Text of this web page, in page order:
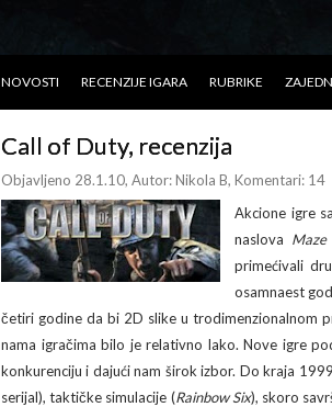
NOVOSTI RECENZIJE IGARA RUBRIKE
Call of Duty, recenzija
Objavljeno 28.1.10, Autor:Nikola B, Komentari: 14
Akcione igre
naslova
primećivali
osamnaest
četiri godine da bi 2D slike u trodimenzionalnom
nama igračima bilo je relativno lako. Nove igre
konkurenciju i dajući nam širok izbor. Do kraja
serijal), taktičke simulacije (Rainbow Six), skoro